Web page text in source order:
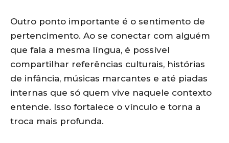
Outro ponto importante é o sentimento de
pertencimento. Ao se conectar com alguém
que fala a mesma língua, é possível
compartilhar referências culturais, histórias
de infância, músicas marcantes e até piadas
internas que só quem vive naquele contexto
entende. Isso fortalece o vínculo e torna a
troca mais profunda.